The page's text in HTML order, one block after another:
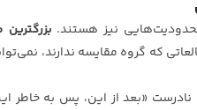
نیز هستند.
که گروه مقایسه ندارند،